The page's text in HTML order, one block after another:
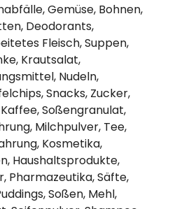
Gemüse, Bohnen,
Deodorants,
Fleisch, Suppen,
Krautsalat,
Nudeln,
Snacks, Zucker,
Soßengranulat,
Milchpulver, Tee,
Kosmetika,
Haushaltsprodukte,
Pharmazeutika, Säfte,
Soßen, Mehl,